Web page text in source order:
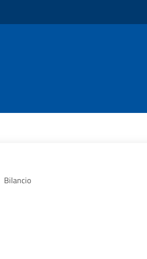
Bilancio